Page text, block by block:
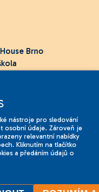
Brno
nástroje pro sledování
osobní údaje. Zároveň je
relevantní nabídky
Kliknutím na tlačítko
a předáním údajů o